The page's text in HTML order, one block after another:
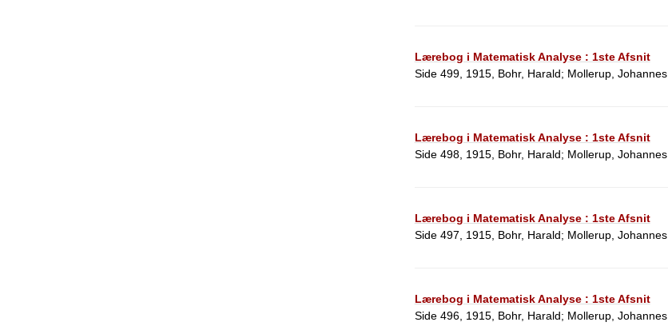
Lærebog i Matematisk Analyse : 1ste Afsnit
Side 499, 1915, Bohr, Harald; Mollerup, Johannes
Lærebog i Matematisk Analyse : 1ste Afsnit
Side 498, 1915, Bohr, Harald; Mollerup, Johannes
Lærebog i Matematisk Analyse : 1ste Afsnit
Side 497, 1915, Bohr, Harald; Mollerup, Johannes
Lærebog i Matematisk Analyse : 1ste Afsnit
Side 496, 1915, Bohr, Harald; Mollerup, Johannes